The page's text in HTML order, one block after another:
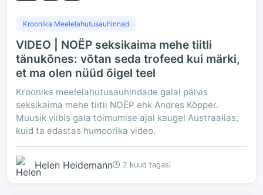
Kroonika Meelelahutusauhinnad
VIDEO | NOËP seksikaima mehe tiitli
tänukõnes: võtan seda trofeed kui märki,
et ma olen nüüd õigel teel
Kroonika meelelahutusauhindade galal pälvis
seksikaima mehe tiitli NOËP ehk Andres Kõpper.
Muusik viibis gala toimumise ajal kaugel Austraalias,
kuid ta edastas humoorika video.
Helen Heidemann 2 kuud tagasi